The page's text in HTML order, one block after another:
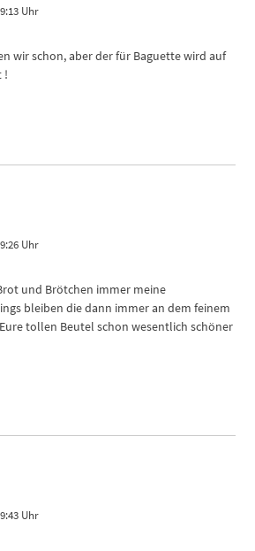
Uhr
wir schon, aber der für Baguette wird auf
!
Uhr
und Brötchen immer meine
bleiben die dann immer an dem feinem
tollen Beutel schon wesentlich schöner
Uhr